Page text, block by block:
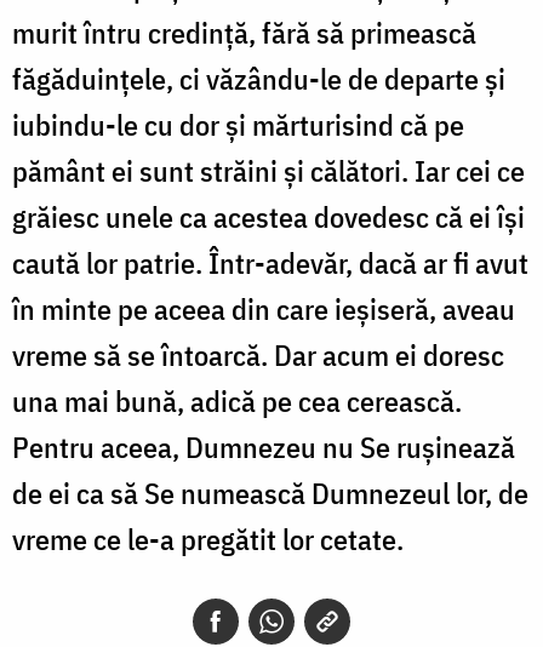
murit întru credință, fără să primească
făgăduințele, ci văzându-le de departe și
iubindu-le cu dor și mărturisind că pe
pământ ei sunt străini și călători. Iar cei ce
grăiesc unele ca acestea dovedesc că ei își
caută lor patrie. Într-adevăr, dacă ar fi avut
în minte pe aceea din care ieșiseră, aveau
vreme să se întoarcă. Dar acum ei doresc
una mai bună, adică pe cea cerească.
Pentru aceea, Dumnezeu nu Se rușinează
de ei ca să Se numească Dumnezeul lor, de
vreme ce le-a pregătit lor cetate.